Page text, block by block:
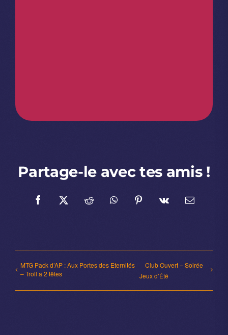
Partage-le avec tes amis !
Facebook
X RedditWhatsAppPinterest
Vk Email
MTG Pack d’AP : Aux Portes des Eternités
– Troll a 2 têtes
Club Ouvert – Soirée
Jeux d’Été